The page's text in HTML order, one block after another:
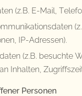
(z.B. E-Mail,
IP-Adressen).
(z.B. besuchte
Inhalten,
Personen